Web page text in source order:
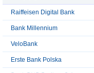
Raiffeisen Digital Bank
Bank Millennium
VeloBank
Erste Bank Polska